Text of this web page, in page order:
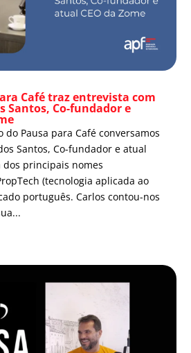
Café traz entrevista com
Santos, Co-fundador e
do Pausa para Café conversamos
Santos, Co-fundador e atual
dos principais nomes
(tecnologia aplicada ao
português. Carlos contou-nos